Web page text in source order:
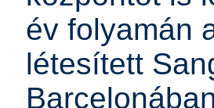
év folyamán
létesített